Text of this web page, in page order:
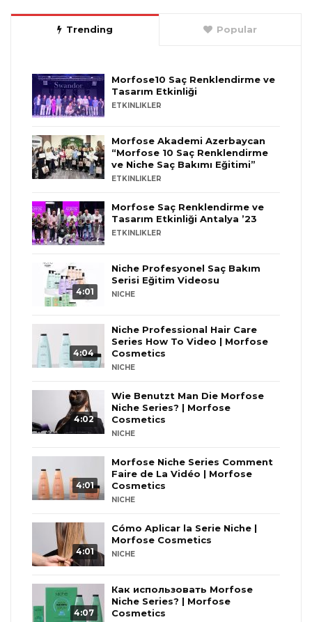
Trending Popular
Morfose10 Saç Renklendirme ve
Tasarım Etkinliği
ETKINLIKLER
Morfose Akademi Azerbaycan
“Morfose 10 Saç Renklendirme
ve Niche Saç Bakımı Eğitimi”
ETKINLIKLER
Morfose Saç Renklendirme ve
Tasarım Etkinliği Antalya ’23
ETKINLIKLER
4:01
Niche Profesyonel Saç Bakım
Serisi Eğitim Videosu
NICHE
4:04
Niche Professional Hair Care
Series How To Video | Morfose
Cosmetics
NICHE
4:02
Wie Benutzt Man Die Morfose
Niche Series? | Morfose
Cosmetics
NICHE
4:01
Morfose Niche Series Comment
Faire de La Vidéo | Morfose
Cosmetics
NICHE
4:01
Cómo Aplicar la Serie Niche |
Morfose Cosmetics
NICHE
4:07
Как использовать Morfose
Niche Series? | Morfose
Cosmetics